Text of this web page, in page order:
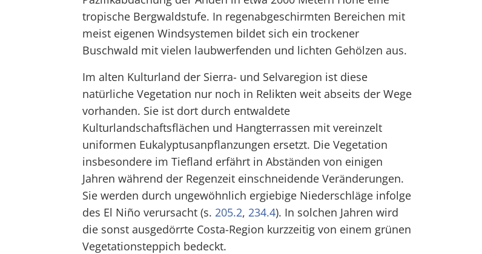
tropische Bergwaldstufe. In regenabgeschirmten Bereichen mit
meist eigenen Windsystemen bildet sich ein trockener
Buschwald mit vielen laubwerfenden und lichten Gehölzen aus.
Im alten Kulturland der Sierra- und Selvaregion ist diese
natürliche Vegetation nur noch in Relikten weit abseits der Wege
vorhanden. Sie ist dort durch entwaldete
Kulturlandschaftsflächen und Hangterrassen mit vereinzelt
uniformen Eukalyptusanpflanzungen ersetzt. Die Vegetation
insbesondere im Tiefland erfährt in Abständen von einigen
Jahren während der Regenzeit einschneidende Veränderungen.
Sie werden durch ungewöhnlich ergiebige Niederschläge infolge
des El Niño verursacht (s. 205.2, 234.4). In solchen Jahren wird
die sonst ausgedörrte Costa-Region kurzzeitig von einem grünen
Vegetationsteppich bedeckt.